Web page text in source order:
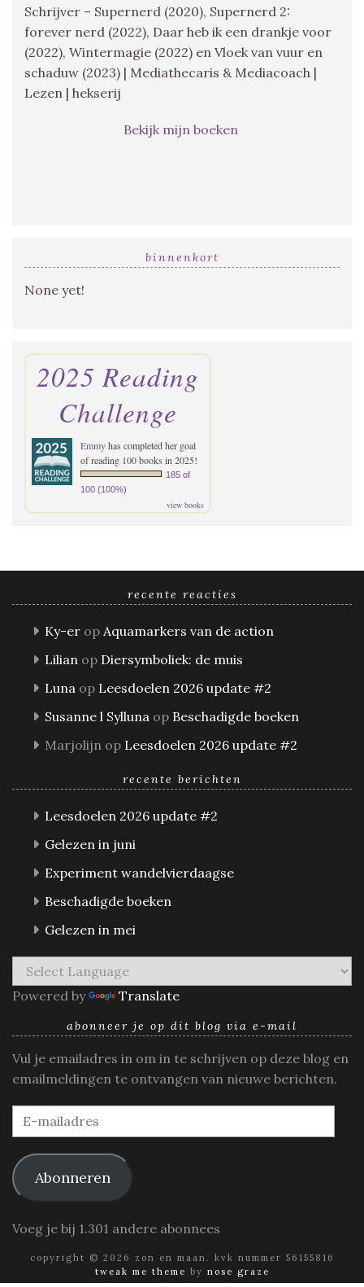
Schrijver – Supernerd (2020), Supernerd 2:
forever nerd (2022), Daar heb ik een drankje voor
(2022), Wintermagie (2022) en Vloek van vuur en
schaduw (2023) | Mediathecaris & Mediacoach |
Lezen | hekserij
Bekijk mijn boeken
binnenkort
None yet!
2025 Reading
Challenge
Emmyhas completed her goal
of reading 100 books in 2025!
185 of
100 (100%)
view books
recente reacties
Ky-er op Aquamarkers van de action
Lilian op Diersymboliek: de muis
Luna op Leesdoelen 2026 update #2
Susanne l Sylluna op Beschadigde boeken
Marjolijn op Leesdoelen 2026 update #2
recente berichten
Leesdoelen 2026 update #2
Gelezen in juni
Experiment wandelvierdaagse
Beschadigde boeken
Gelezen in mei
Powered by Translate
abonneer je op dit blog via e-mail
Vul je emailadres in om in te schrijven op deze blog en
emailmeldingen te ontvangen van nieuwe berichten.
E-
mailadres
Abonneren
Voeg je bij 1.301 andere abonnees
copyright © 2026 zon en maan. kvk nummer 56155816
tweak me theme by nose graze